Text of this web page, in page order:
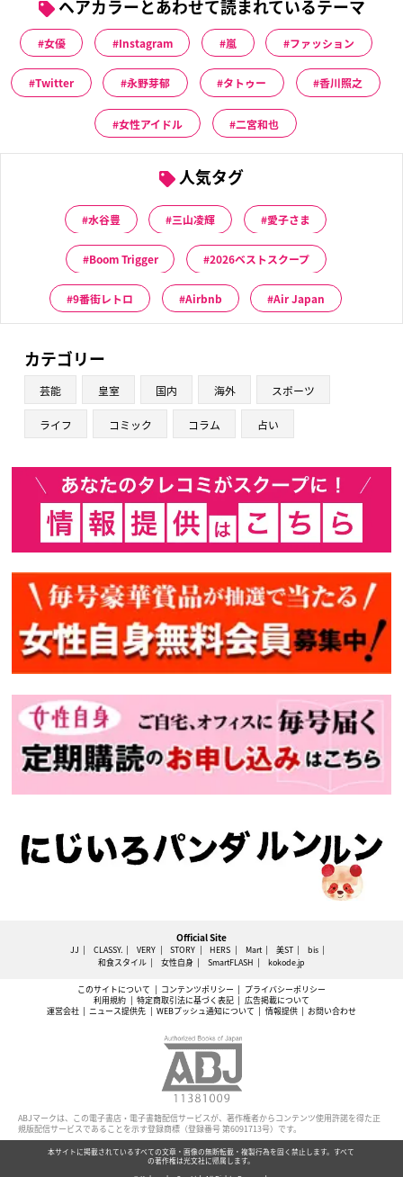
ヘアカラーとあわせて読まれているテーマ
女優 Instagram 嵐 ファッション
Twitter 永野芽郁 タトゥー 香川照之
女性アイドル 二宮和也
人気タグ
水谷豊 三山凌輝 愛子さま
Boom Trigger 2026ベストスクープ
9番街レトロ Airbnb Air Japan
カテゴリー
芸能 皇室 国内 海外 スポーツ
ライフ コミック コラム 占い
Official Site
JJ CLASSY. VERY STORY HERS Mart 美ST
bis
和食スタイル
女性自身 SmartFLASH kokode.jp
このサイトについて コンテンツポリシー
プライバシーポリシー
利用規約
特定商取引法に基づく表記
広告掲載について
運営会社
ニュース提供先 WEBプッシュ通知について 情報提供 お問い合わせ
ABJマークは、この電子書店・電子書籍配信サービスが、著作権者からコンテンツ使用許諾を得た正
規版配信サービスであることを示す登録商標（登録番号 第6091713号）です。
本サイトに掲載されているすべての文章・画像の無断転載・複製行為を固く禁止します。すべて
の著作権は光文社に帰属します。